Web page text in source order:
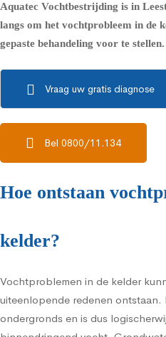
Aquatec Vochtbestrijding is in
langs om het vochtprobleem in de
gepaste behandeling voor te stellen.
Vraag uw gratis diagnose
Bel 0800/11.134
Hoe ontstaan
kelder?
Vochtproblemen in de kelder
uiteenlopende redenen ontstaan.
ondergronds en is dus